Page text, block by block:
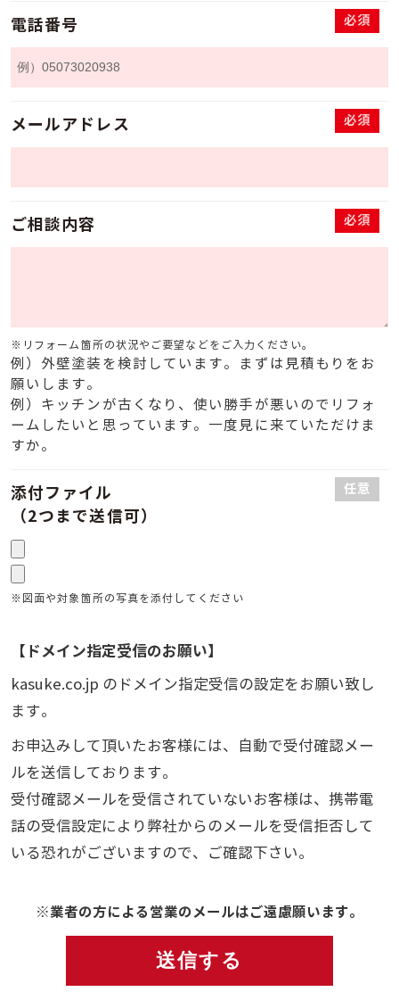
電話番号 必須
メールアドレス 必須
ご相談内容 必須
※リフォーム箇所の状況やご要望などをご入力ください。
例）外壁塗装を検討しています。まずは見積もりをお
願いします。
例）キッチンが古くなり、使い勝手が悪いのでリフォ
ームしたいと思っています。一度見に来ていただけま
すか。
添付ファイル
（2つまで送信可）
任意
※図面や対象箇所の写真を添付してください
【ドメイン指定受信のお願い】
kasuke.co.jp のドメイン指定受信の設定をお願い致し
ます。
お申込みして頂いたお客様には、自動で受付確認メー
ルを送信しております。
受付確認メールを受信されていないお客様は、携帯電
話の受信設定により弊社からのメールを受信拒否して
いる恐れがございますので、ご確認下さい。
※業者の方による営業のメールはご遠慮願います。